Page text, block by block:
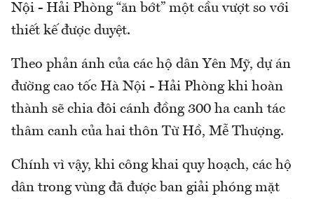
Nội - Hải Phòng “ăn bớt” một cầu vượt so với
thiết kế được duyệt.
Theo phản ánh của các hộ dân Yên Mỹ, dự án
đường cao tốc Hà Nội - Hải Phòng khi hoàn
thành sẽ chia đôi cánh đồng 300 ha canh tác
thâm canh của hai thôn Từ Hồ, Mễ Thượng.
Chính vì vậy, khi công khai quy hoạch, các hộ
dân trong vùng đã được ban giải phóng mặt